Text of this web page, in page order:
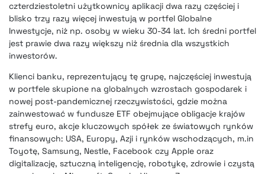
czterdziestoletni użytkownicy aplikacji dwa razy częściej i
blisko trzy razy więcej inwestują w portfel Globalne
Inwestycje, niż np. osoby w wieku 30-34 lat. Ich średni portfel
jest prawie dwa razy większy niż średnia dla wszystkich
inwestorów.
Klienci banku, reprezentujący tę grupę, najczęściej inwestują
w portfele skupione na globalnych wzrostach gospodarek i
nowej post-pandemicznej rzeczywistości, gdzie można
zainwestować w fundusze ETF obejmujące obligacje krajów
strefy euro, akcje kluczowych spółek ze światowych rynków
finansowych: USA, Europy, Azji i rynków wschodzących, m.in
Toyotę, Samsung, Nestle, Facebook czy Apple oraz
digitalizację, sztuczną inteligencję, robotykę, zdrowie i czystą